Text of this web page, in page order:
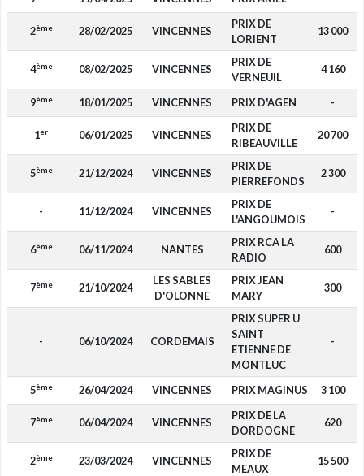
2ème 28/02/2025 VINCENNES
PRIX DE
LORIENT
13 000
4ème 08/02/2025 VINCENNES
PRIX DE
VERNEUIL
4 160
9ème 18/01/2025 VINCENNES PRIX D'AGEN -
1er 06/01/2025 VINCENNES
PRIX DE
RIBEAUVILLE
20 700
5ème 21/12/2024 VINCENNES
PRIX DE
PIERREFONDS
2 300
- 11/12/2024 VINCENNES
PRIX DE
L'ANGOUMOIS
-
6ème 06/11/2024 NANTES
PRIX RCA LA
RADIO
600
7ème 21/10/2024
LES SABLES
D'OLONNE
PRIX JEAN
MARY
300
- 06/10/2024 CORDEMAIS
PRIX SUPER U
SAINT
ETIENNE DE
MONTLUC
-
5ème 26/04/2024 VINCENNES PRIX MAGINUS 3 100
7ème 06/04/2024 VINCENNES
PRIX DE LA
DORDOGNE
620
2ème 23/03/2024 VINCENNES
PRIX DE
MEAUX
15 500